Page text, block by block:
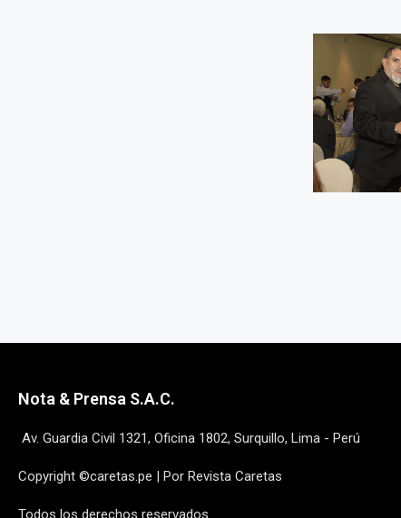
Nota & Prensa S.A.C.
Av. Guardia Civil 1321, Oficina 1802, Surquillo, Lima - Perú
Copyright ©caretas.pe | Por Revista Caretas
Todos los derechos reservados